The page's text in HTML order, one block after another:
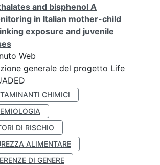
and bisphenol A
in Italian mother-child
exposure and juvenile
Web
generale del progetto Life
CHIMICI
DI RISCHIO
ALIMENTARE
DI GENERE